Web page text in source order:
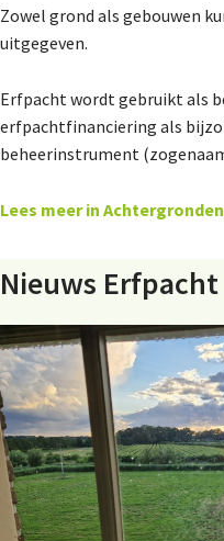
Zowel grond als gebouwen
uitgegeven.
Erfpacht wordt gebruikt als
erfpachtfinanciering als
beheerinstrument
Lees meer in
Nieuws Erfpacht